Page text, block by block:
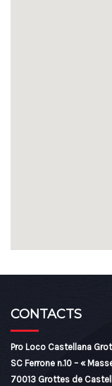
CONTACTS
Pro Loco Castellana
SC Ferrone n.10 – «
70013 Grottes de